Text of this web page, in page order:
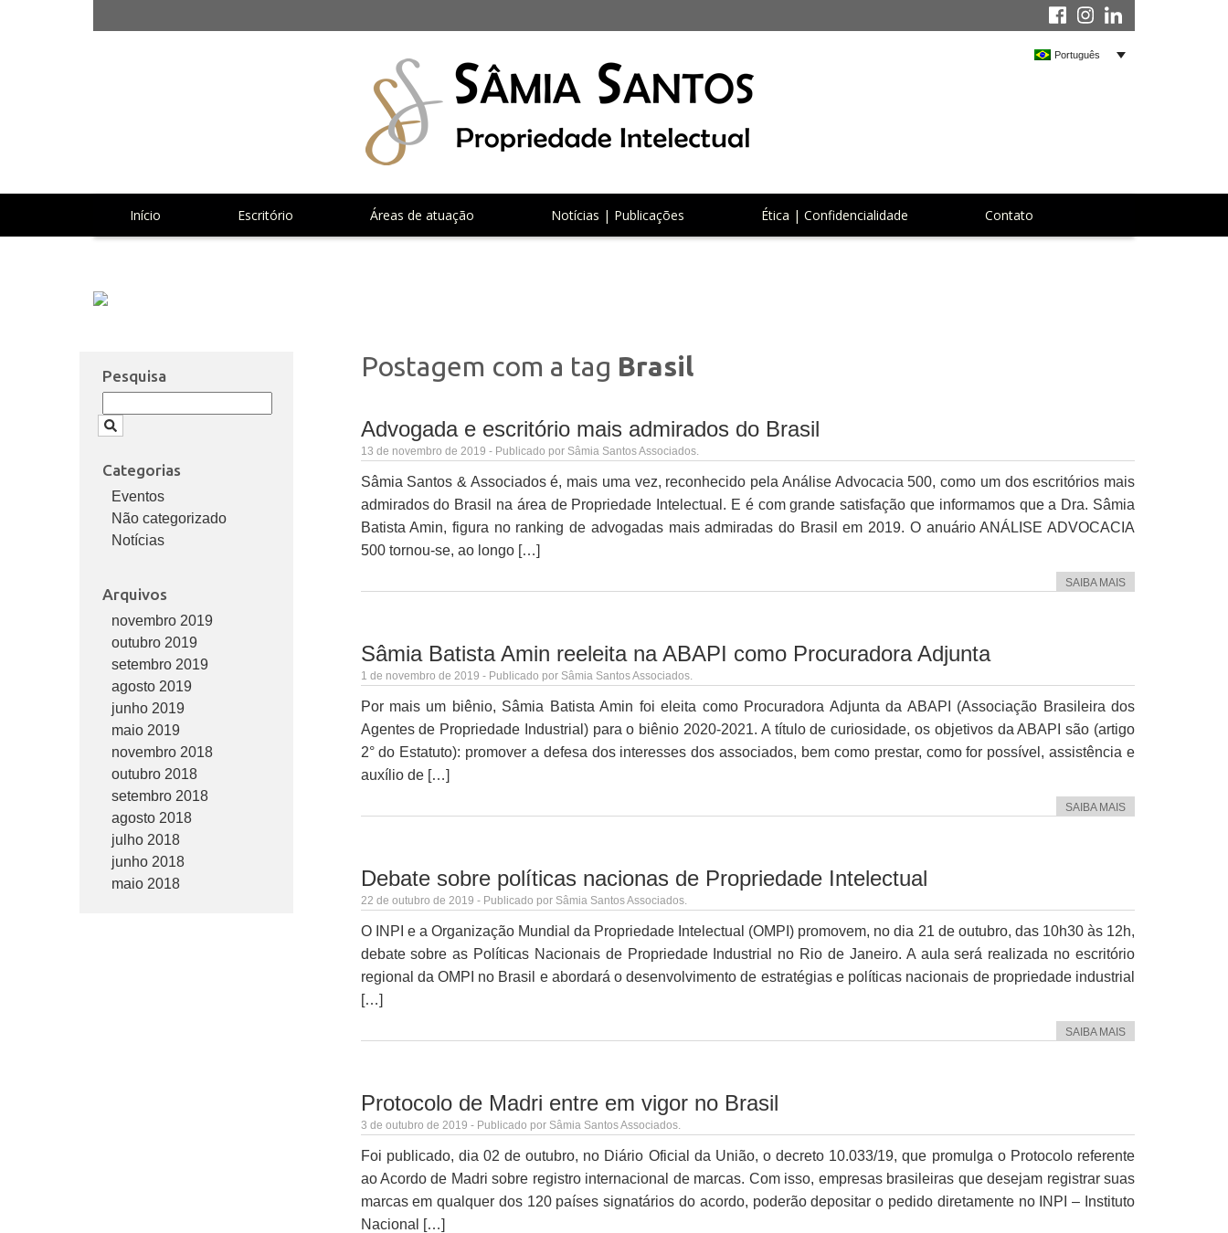
Português
Início Escritório Áreas de atuação Notícias | Publicações Ética | Confidencialidade Contato
Pesquisa
Categorias
Eventos
Não categorizado
Notícias
Arquivos
novembro 2019
outubro 2019
setembro 2019
agosto 2019
junho 2019
maio 2019
novembro 2018
outubro 2018
setembro 2018
agosto 2018
julho 2018
junho 2018
maio 2018
Postagem com a tag Brasil
Advogada e escritório mais admirados do Brasil
13 de novembro de 2019 - Publicado por Sâmia Santos Associados.
Sâmia Santos & Associados é, mais uma vez, reconhecido pela Análise Advocacia 500, como um dos escritórios mais
admirados do Brasil na área de Propriedade Intelectual. E é com grande satisfação que informamos que a Dra. Sâmia
Batista Amin, figura no ranking de advogadas mais admiradas do Brasil em 2019. O anuário ANÁLISE ADVOCACIA
500 tornou-se, ao longo […]
SAIBA MAIS
Sâmia Batista Amin reeleita na ABAPI como Procuradora Adjunta
1 de novembro de 2019 - Publicado por Sâmia Santos Associados.
Por mais um biênio, Sâmia Batista Amin foi eleita como Procuradora Adjunta da ABAPI (Associação Brasileira dos
Agentes de Propriedade Industrial) para o biênio 2020-2021. A título de curiosidade, os objetivos da ABAPI são (artigo
2° do Estatuto): promover a defesa dos interesses dos associados, bem como prestar, como for possível, assistência e
auxílio de […]
SAIBA MAIS
Debate sobre políticas nacionas de Propriedade Intelectual
22 de outubro de 2019 - Publicado por Sâmia Santos Associados.
O INPI e a Organização Mundial da Propriedade Intelectual (OMPI) promovem, no dia 21 de outubro, das 10h30 às 12h,
debate sobre as Políticas Nacionais de Propriedade Industrial no Rio de Janeiro. A aula será realizada no escritório
regional da OMPI no Brasil e abordará o desenvolvimento de estratégias e políticas nacionais de propriedade industrial
[…]
SAIBA MAIS
Protocolo de Madri entre em vigor no Brasil
3 de outubro de 2019 - Publicado por Sâmia Santos Associados.
Foi publicado, dia 02 de outubro, no Diário Oficial da União, o decreto 10.033/19, que promulga o Protocolo referente
ao Acordo de Madri sobre registro internacional de marcas. Com isso, empresas brasileiras que desejam registrar suas
marcas em qualquer dos 120 países signatários do acordo, poderão depositar o pedido diretamente no INPI – Instituto
Nacional […]